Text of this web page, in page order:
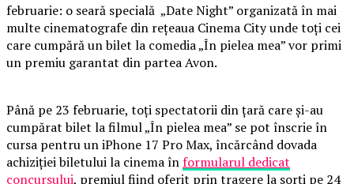
februarie: o seară specială „Date Night” organizată în mai
multe cinematografe din rețeaua Cinema City unde toți cei
care cumpără un bilet la comedia „În pielea mea” vor primi
un premiu garantat din partea Avon.
Până pe 23 februarie, toți spectatorii din țară care și-au
cumpărat bilet la filmul „În pielea mea” se pot înscrie în
cursa pentru un iPhone 17 Pro Max, încărcând dovada
achiziției biletului la cinema înformularul dedicat
concursului, premiul fiind oferit prin tragere la sorți pe 24